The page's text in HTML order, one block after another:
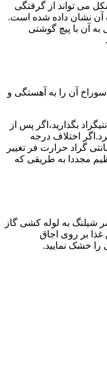
می تواند از گرفتگی
آن نشان داده شده است.
آن با پیچ گوشتی
بکشید و سوراخ آن را به آهستگی و
به تنظیم دارد برای این کار به طریق زیر عمل کنید.یک دما سنج جیوه ای در فر گذاشته و درجه فر را روی ۱۸۰ درجه سانتیگراد بگذارید،اگر پس از
باید آن را عوض کرد.اگر اختلاف درجه
کنترل را بسته و پیچ تنظیم کننده را به طرف زیاد یا کم بچرخانید.هر یک چهارم دور که پیچ تنظیم را بچرخانید در حدود ۱۵ درجه سانتی گراد حرارت فر تغییر
حرارت فر پایین می آید)پس از این تنظیم مجددا به طریقی که
شیلنگ به لوله کشی گاز
رفتن غذا بر روی اجاق
را خشک نمایید.